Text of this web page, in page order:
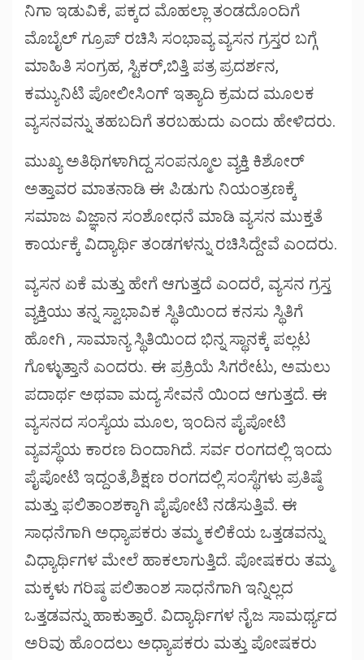
ನಿಗಾ ಇಡುವಿಕೆ, ಪಕ್ಕದ ಮೊಹಲ್ಲಾ ತಂಡದೊಂದಿಗೆ
ಮೊಬೈಲ್ ಗ್ರೂಪ್ ರಚಿಸಿ ಸಂಭಾವ್ಯ ವ್ಯಸನ ಗ್ರಸ್ತರ ಬಗ್ಗೆ
ಮಾಹಿತಿ ಸಂಗ್ರಹ, ಸ್ಟಿಕರ್,ಬಿತ್ತಿ ಪತ್ರ ಪ್ರದರ್ಶನ,
ಕಮ್ಯುನಿಟಿ ಪೋಲೀಸಿಂಗ್ ಇತ್ಯಾದಿ ಕ್ರಮದ ಮೂಲಕ
ವ್ಯಸನವನ್ನು ತಹಬದಿಗೆ ತರಬಹುದು ಎಂದು ಹೇಳಿದರು.
ಮುಖ್ಯ ಅತಿಥಿಗಳಾಗಿದ್ದ ಸಂಪನ್ಮೂಲ ವ್ಯಕ್ತಿ ಕಿಶೋರ್
ಅತ್ತಾವರ ಮಾತನಾಡಿ ಈ ಪಿಡುಗು ನಿಯಂತ್ರಣಕ್ಕೆ
ಸಮಾಜ ವಿಜ್ಞಾನ ಸಂಶೋಧನೆ ಮಾಡಿ ವ್ಯಸನ ಮುಕ್ತತೆ
ಕಾರ್ಯಕ್ಕೆ ವಿದ್ಯಾರ್ಥಿ ತಂಡಗಳನ್ನು ರಚಿಸಿದ್ದೇವೆ ಎಂದರು.
ವ್ಯಸನ ಏಕೆ ಮತ್ತು ಹೇಗೆ ಆಗುತ್ತದೆ ಎಂದರೆ, ವ್ಯಸನ ಗ್ರಸ್ತ
ವ್ಯಕ್ತಿಯು ತನ್ನ ಸ್ವಾಭಾವಿಕ ಸ್ಥಿತಿಯಿಂದ ಕನಸು ಸ್ಥಿತಿಗೆ
ಹೋಗಿ , ಸಾಮಾನ್ಯ ಸ್ಥಿತಿಯಿಂದ ಭಿನ್ನ ಸ್ಥಾನಕ್ಕೆ ಪಲ್ಲಟ
ಗೊಳ್ಳುತ್ತಾನೆ ಎಂದರು. ಈ ಪ್ರಕ್ರಿಯೆ ಸಿಗರೇಟು, ಅಮಲು
ಪದಾರ್ಥ ಅಥವಾ ಮದ್ಯ ಸೇವನೆ ಯಿಂದ ಆಗುತ್ತದೆ. ಈ
ವ್ಯಸನದ ಸಂಸ್ಯೆಯ ಮೂಲ, ಇಂದಿನ ಪೈಪೋಟಿ
ವ್ಯವಸ್ಥೆಯ ಕಾರಣ ದಿಂದಾಗಿದೆ. ಸರ್ವ ರಂಗದಲ್ಲಿ ಇಂದು
ಪೈಪೋಟಿ ಇದ್ದಂತೆ,ಶಿಕ್ಷಣ ರಂಗದಲ್ಲಿ ಸಂಸ್ಥೆಗಳು ಪ್ರತಿಷ್ಠೆ
ಮತ್ತು ಫಲಿತಾಂಶಕ್ಕಾಗಿ ಪೈಪೋಟಿ ನಡೆಸುತ್ತಿವೆ. ಈ
ಸಾಧನೆಗಾಗಿ ಅಧ್ಯಾಪಕರು ತಮ್ಮ ಕಲಿಕೆಯ ಒತ್ತಡವನ್ನು
ವಿಧ್ಯಾರ್ಥಿಗಳ ಮೇಲೆ ಹಾಕಲಾಗುತ್ತಿದೆ. ಪೋಷಕರು ತಮ್ಮ
ಮಕ್ಕಳು ಗರಿಷ್ಠ ಪಲಿತಾಂಶ ಸಾಧನೆಗಾಗಿ ಇನ್ನಿಲ್ಲದ
ಒತ್ತಡವನ್ನು ಹಾಕುತ್ತಾರೆ. ವಿದ್ಯಾರ್ಥಿಗಳ ನೈಜ ಸಾಮರ್ಥ್ಯದ
ಅರಿವು ಹೊಂದಲು ಅಧ್ಯಾಪಕರು ಮತ್ತು ಪೋಷಕರು